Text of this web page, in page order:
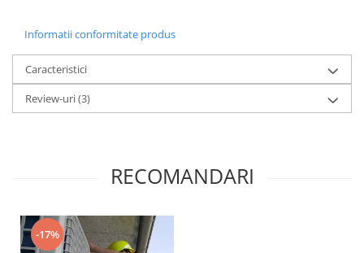
Informatii conformitate produs
Caracteristici
Review-uri(3)
RECOMANDARI
-17%